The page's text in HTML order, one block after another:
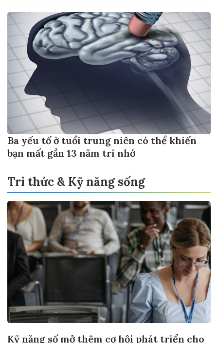
Ba yếu tố ở tuổi trung niên có thể khiến
bạn mất gần 13 năm trí nhớ
Tri thức & Kỹ năng sống
Kỹ năng số mở thêm cơ hội phát triển cho